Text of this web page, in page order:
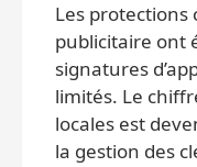
Les protections
publicitaire ont
signatures
limités. Le
locales est
la gestion des